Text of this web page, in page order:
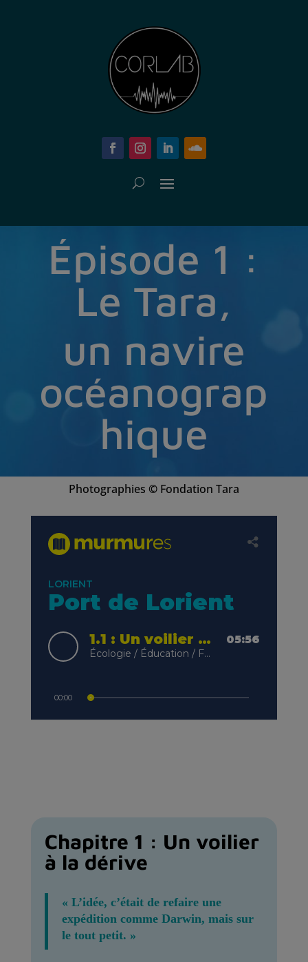
Épisode 1 :
Le Tara,
un navire
océanograp
hique
Photographies © Fondation Tara
Chapitre 1 : Un voilier
à la dérive
« L’idée, c’était de refaire une
expédition comme Darwin, mais sur
le tout petit. »